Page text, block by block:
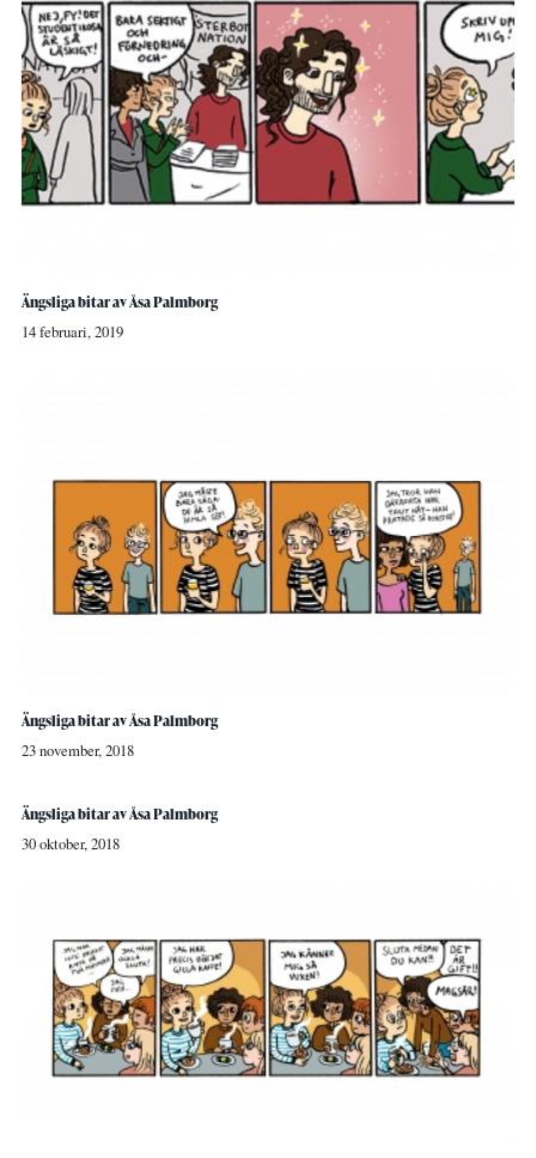
Ängsliga bitar av Åsa Palmborg
14 februari, 2019
Ängsliga bitar av Åsa Palmborg
23 november, 2018
Ängsliga bitar av Åsa Palmborg
30 oktober, 2018